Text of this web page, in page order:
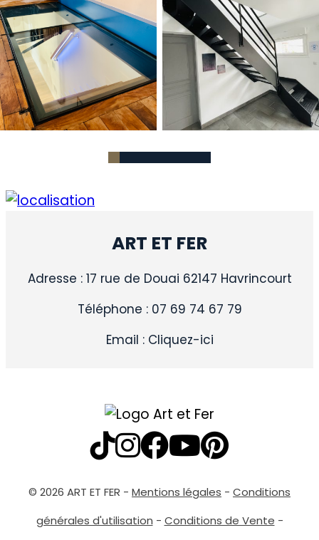
ART ET FER
Adresse : 17 rue de Douai 62147 Havrincourt
Téléphone : 07 69 74 67 79
Email : Cliquez-ici
© 2026 ART ET FER - Mentions légales - Conditions
générales d'utilisation - Conditions de Vente -